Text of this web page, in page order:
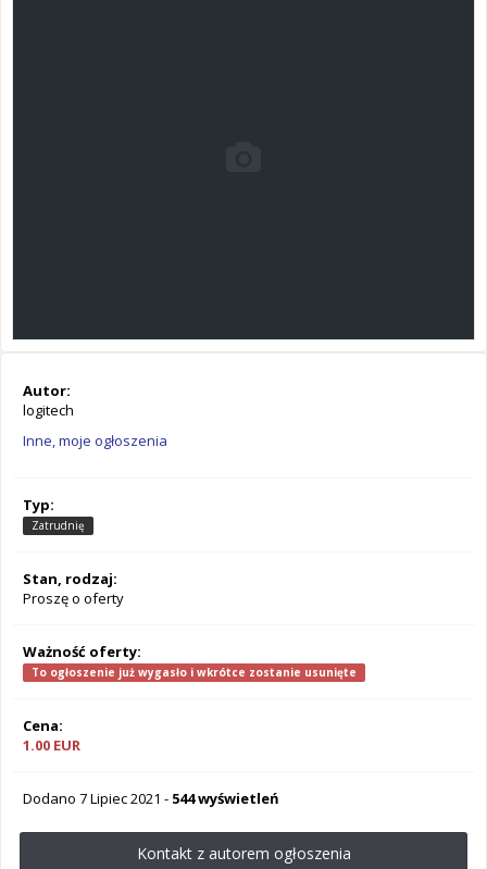
Autor:
logitech
Inne, moje ogłoszenia
Typ:
Zatrudnię
Stan, rodzaj:
Proszę o oferty
Ważność oferty:
To ogłoszenie już wygasło i wkrótce zostanie usunięte
Cena:
1.00 EUR
Dodano 7 Lipiec 2021 - 544 wyświetleń
Kontakt z autorem ogłoszenia